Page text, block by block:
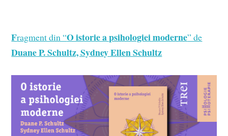
Fragment din “O istorie a psihologiei moderne” de
Duane P. Schultz, Sydney Ellen Schultz